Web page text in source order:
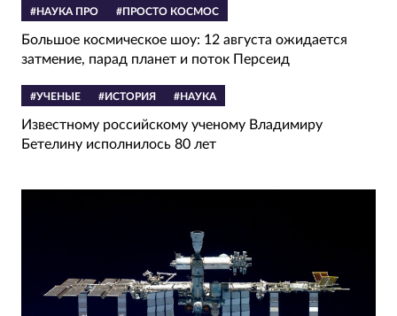
#НАУКА ПРО #ПРОСТО КОСМОС
Большое космическое шоу: 12 августа ожидается
затмение, парад планет и поток Персеид
#УЧЕНЫЕ #ИСТОРИЯ #НАУКА
Известному российскому ученому Владимиру
Бетелину исполнилось 80 лет